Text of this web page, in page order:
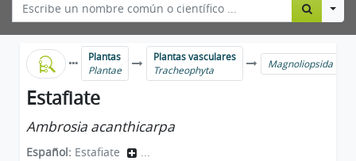
Plantas
Plantae
Plantas vasculares
Tracheophyta
Magnoliopsida
Estafiate
Ambrosia acanthicarpa
Español: Estafiate
...